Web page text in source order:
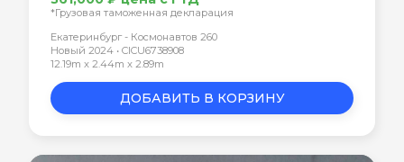
*Грузовая таможенная декларация
Екатеринбург - Космонавтов 260
Новый 2024 • CICU6738908
12.19m x 2.44m x 2.89m
ДОБАВИТЬ В КОРЗИНУ